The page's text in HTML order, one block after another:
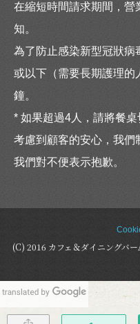
在縮短時間請求期間，營
知。
為了防止感染新型冠狀病
或以下（需要長期護理的
鐘。
* 如果超過4人，請將餐桌
考慮到顧客的安心，我們
我們對不便表示抱歉。
(C) 2016 カフェ＆ダイニングバ